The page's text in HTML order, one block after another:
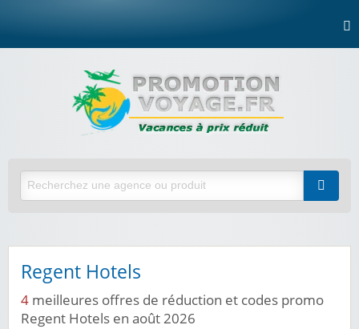
Regent Hotels
4 meilleures offres de réduction et codes promo
Regent Hotels en août 2026